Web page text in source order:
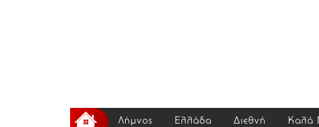
Λήμνος Ελλάδα Διεθνή Καλά